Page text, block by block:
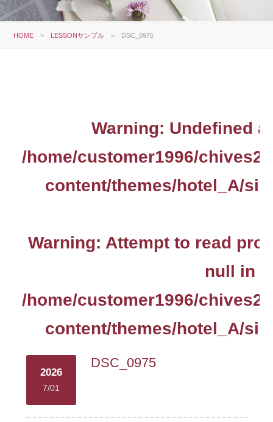
HOME > LESSONサンプル > DSC_0975
Warning: Undefined
/home/customer1996/
content/themes/hotel_A/
Warning: Attempt to read
null in
/home/customer1996/
content/themes/hotel_A/
2026
7/01
DSC_0975